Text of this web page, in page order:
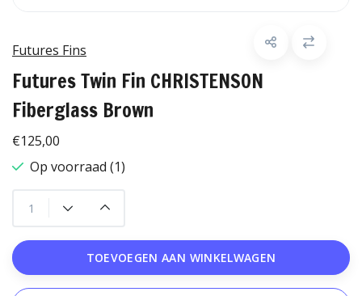
Futures Fins
Futures Twin Fin CHRISTENSON
Fiberglass Brown
€125,00
Op voorraad (1)
TOEVOEGEN AAN WINKELWAGEN